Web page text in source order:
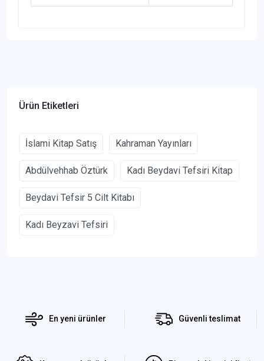
Ürün Etiketleri
İslami Kitap Satış Kahraman Yayınları
Abdülvehhab Öztürk Kadı Beydavi Tefsiri Kitap
Beydavi Tefsir 5 Cilt Kitabı
Kadı Beyzavi Tefsiri
En yeni ürünler Güvenli teslimat